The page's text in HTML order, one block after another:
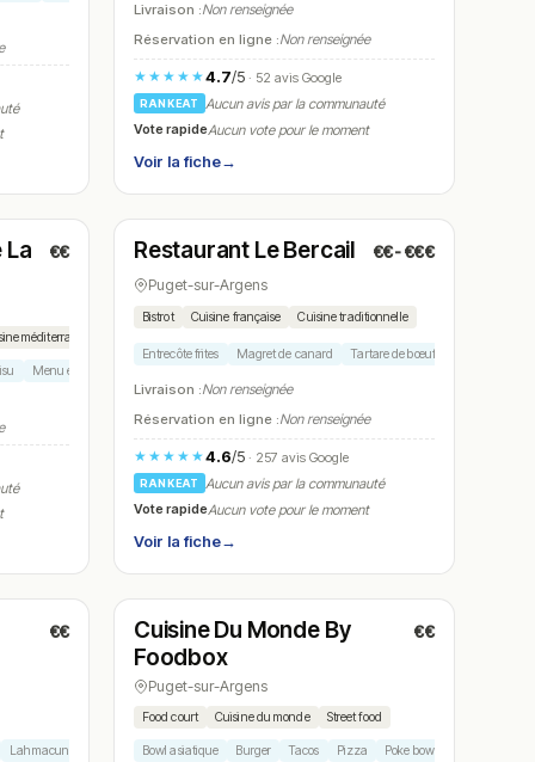
Livraison :Non renseignée
Réservation en ligne :Non renseignée
★★★★★4.7/5 · 52 avis Google
RANKEAT
Aucun avis par la communauté
Vote rapideAucun vote pour le moment
Voir la fiche→
La
€€
méditerranéenne
Menu enfant
N° 17
Fermé(12:00 – 14:00)
Restaurant Le Bercail €€-€€€
Puget-sur-Argens
Bistrot Cuisine française Cuisine traditionnelle
Entrecôte frites Magret de canard Tartare de bœuf
Livraison :Non renseignée
Réservation en ligne :Non renseignée
★★★★★4.6/5 · 257 avis Google
RANKEAT
Aucun avis par la communauté
Vote rapideAucun vote pour le moment
Voir la fiche→
€€
Lahmacun
N° 20
Fermé(11:30 – 14:30)
Cuisine Du Monde By
Foodbox
€€
Puget-sur-Argens
Food court Cuisine du monde Street food
Bowl asiatique Burger Tacos Pizza Poke bowl